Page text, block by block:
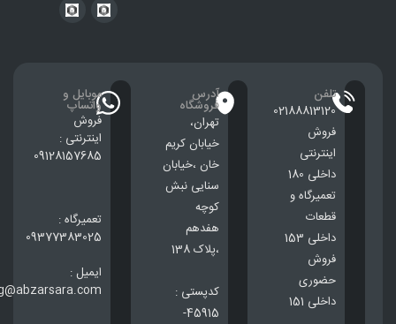
تلفن
02188813120
فروش
اینترنتی
داخلی 180
تعمیرگاه و
قطعات
داخلی 153
فروش
حضوری
داخلی 151
آدرس
فروشگاه
تهران،
خيابان كريم
خان ،خيابان
سنایی نبش
کوچه
هفدهم
،پلاک 138
کدپستی :
45915-
موبایل و
واتساپ
فروش
اینترنتی :
09128157685
تعمیرگاه :
09377383025
ایمیل :